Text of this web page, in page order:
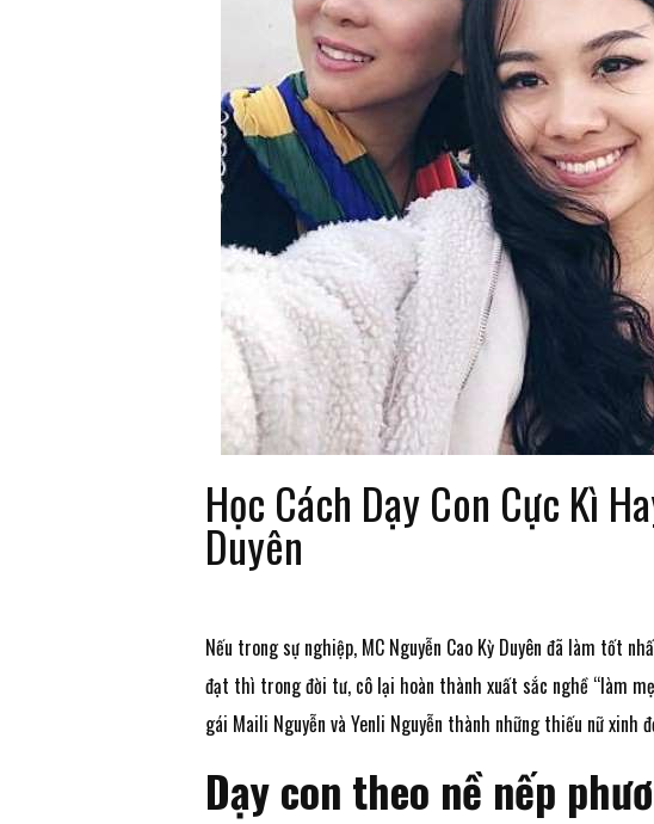
Học Cách Dạy Con Cực Kì
Duyên
Nếu trong sự nghiệp, MC Nguyễn Cao Kỳ Duyên đã làm tốt
đạt thì trong đời tư, cô lại hoàn thành xuất sắc nghề “làm
gái Maili Nguyễn và Yenli Nguyễn thành những thiếu nữ xinh
Dạy con theo nề nếp